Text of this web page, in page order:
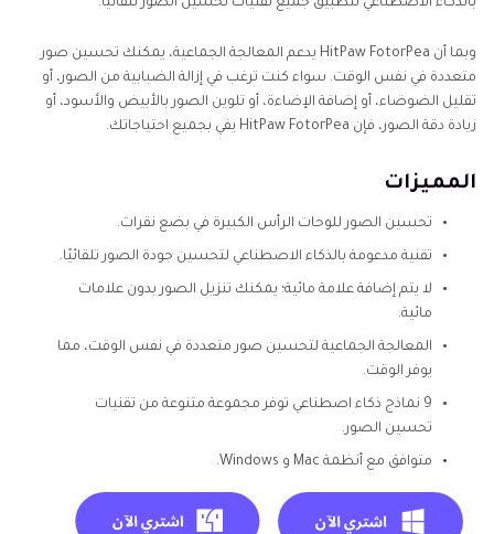
وبما أن HitPaw FotorPea يدعم المعالجة الجماعية، يمكنك تحسين صور
متعددة في نفس الوقت. سواء كنت ترغب في إزالة الضبابية من الصور، أو
تقليل الضوضاء، أو إضافة الإضاءة، أو تلوين الصور بالأبيض والأسود، أو
زيادة دقة الصور، فإن HitPaw FotorPea يفي بجميع احتياجاتك.
المميزات
تحسين الصور للوحات الرأس الكبيرة في بضع نقرات.
تقنية مدعومة بالذكاء الاصطناعي لتحسين جودة الصور تلقائيًا.
لا يتم إضافة علامة مائية؛ يمكنك تنزيل الصور بدون علامات
مائية.
المعالجة الجماعية لتحسين صور متعددة في نفس الوقت، مما
يوفر الوقت.
9 نماذج ذكاء اصطناعي توفر مجموعة متنوعة من تقنيات
تحسين الصور.
متوافق مع أنظمة Mac و Windows.